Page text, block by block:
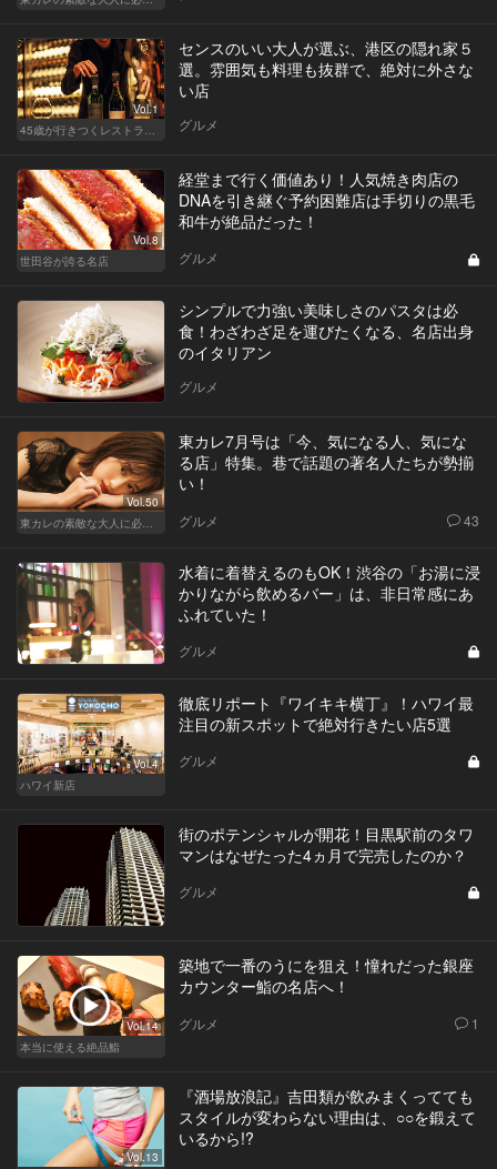
Vol.1
45歳が行きつくレストラン＆バー
センスのいい大人が選ぶ、港区の隠れ家５
選。雰囲気も料理も抜群で、絶対に外さな
い店
グルメ
Vol.8
世田谷が誇る名店
経堂まで行く価値あり！人気焼き肉店の
DNAを引き継ぐ予約困難店は手切りの黒毛
和牛が絶品だった！
グルメ
シンプルで力強い美味しさのパスタは必
食！わざわざ足を運びたくなる、名店出身
のイタリアン
グルメ
Vol.50
東カレの素敵な大人に必要なこと
東カレ7月号は「今、気になる人、気にな
る店」特集。巷で話題の著名人たちが勢揃
い！
グルメ 43
水着に着替えるのもOK！渋谷の「お湯に浸
かりながら飲めるバー」は、非日常感にあ
ふれていた！
グルメ
Vol.4
ハワイ新店
徹底リポート『ワイキキ横丁』！ハワイ最
注目の新スポットで絶対行きたい店5選
グルメ
街のポテンシャルが開花！目黒駅前のタワ
マンはなぜたった4ヵ月で完売したのか？
グルメ
Vol.14
本当に使える絶品鮨
築地で一番のうにを狙え！憧れだった銀座
カウンター鮨の名店へ！
グルメ 1
Vol.13
『酒場放浪記』吉田類が飲みまくってても
スタイルが変わらない理由は、○○を鍛えて
いるから!?